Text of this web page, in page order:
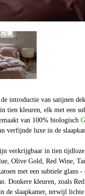
introductie van satijnen
tien kleuren, elk met een
van 100% biologisch
verfijnde luxe in de
verkrijgbaar in tien
Olive Gold, Red Wine,
met een subtiele glans
Donkere kleuren, zoals
de slaapkamer, terwijl